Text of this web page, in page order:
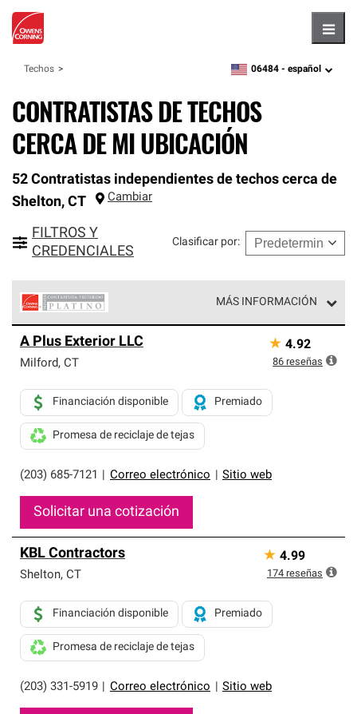
Techos zipcode,language
06484 - español
CONTRATISTAS DE TECHOS
CERCA DE MI UBICACIÓN
52 Contratistas independientes de techos cerca de
Shelton, CT Cambiar
FILTROS Y
CREDENCIALES
Clasificar por:
MÁS INFORMACIÓN
Corning constituyen el nivel superior de nuestra red
exclusiva y cumplen con estándares estrictos de
Solo ellos pueden ofrecer nuestra mejor garantía de
sistemas de techos.
A Plus Exterior LLC
Milford, CT
(203) 685-7121 Correo electrónico Sitio web
Financiación disponible Premiado
Promesa de reciclaje de tejas
Solicitar una cotización
★ 4.92
86 reseñas
KBL Contractors
Shelton, CT
(203) 331-5919 Correo electrónico Sitio web
Financiación disponible Premiado
Promesa de reciclaje de tejas
★ 4.99
174 reseñas